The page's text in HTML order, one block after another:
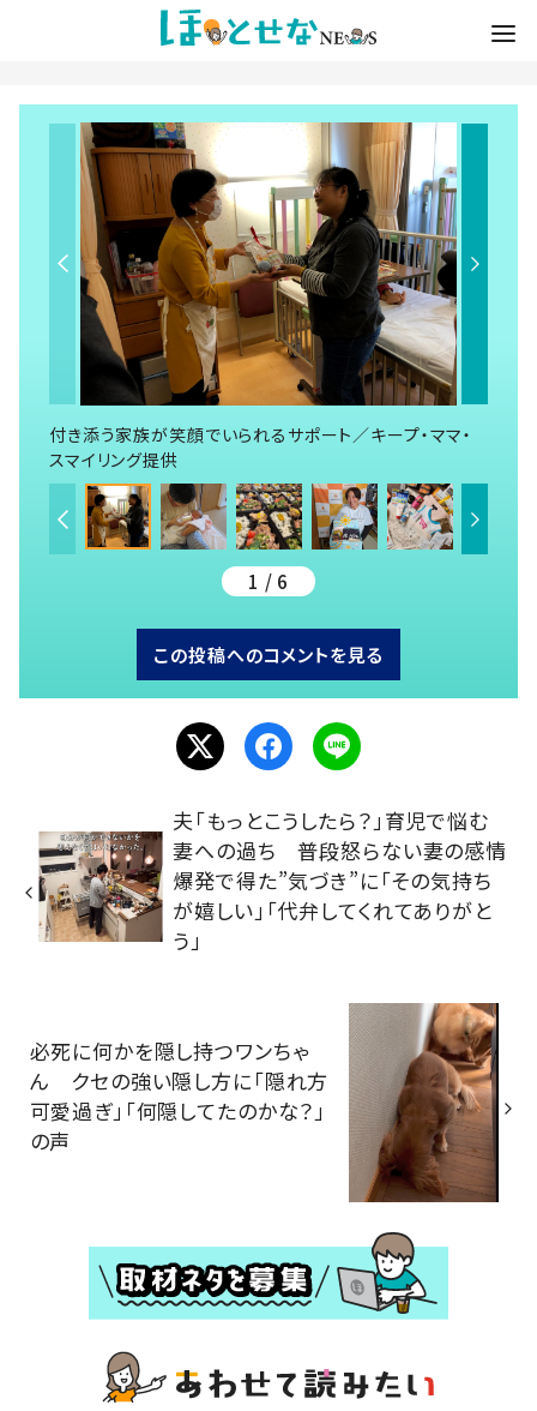
付き添う家族が笑顔でいられるサポート／キープ・ママ・
スマイリング提供
1 / 6
この投稿へのコメントを見る
夫「もっとこうしたら？」育児で悩む
妻への過ち 普段怒らない妻の感情
爆発で得た”気づき”に「その気持ち
が嬉しい」「代弁してくれてありがと
う」
必死に何かを隠し持つワンちゃ
ん クセの強い隠し方に「隠れ方
可愛過ぎ」「何隠してたのかな？」
の声